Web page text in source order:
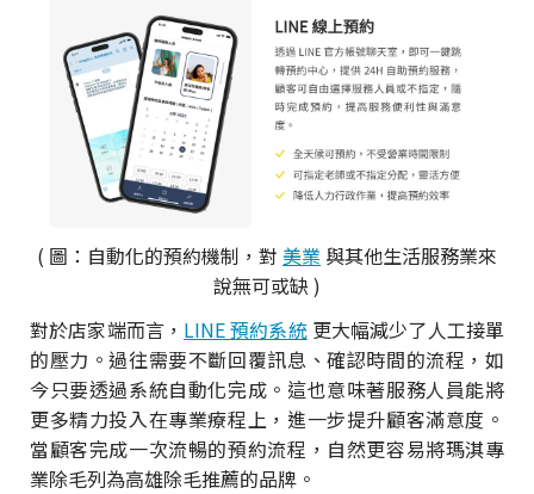
( 圖：自動化的預約機制，對 美業 與其他生活服務業來
說無可或缺 )
對於店家端而言， LINE 預約系統更大幅減少了人工接單
的壓力。過往需要不斷回覆訊息、確認時間的流程，如
今只要透過系統自動化完成。這也意味著服務人員能將
更多精力投入在專業療程上，進一步提升顧客滿意度。
當顧客完成一次流暢的預約流程，自然更容易將瑪淇專
業除毛列為高雄除毛推薦的品牌。